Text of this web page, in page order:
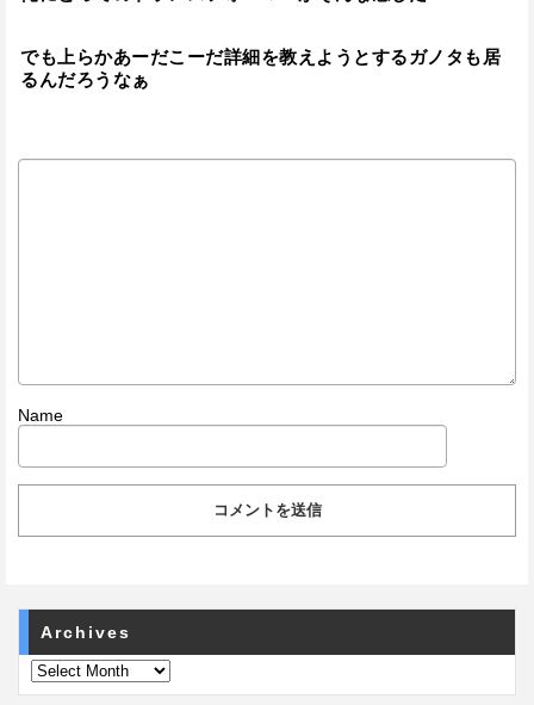
でも上らかあーだこーだ詳細を教えようとするガノタも居
るんだろうなぁ
Name
Archives